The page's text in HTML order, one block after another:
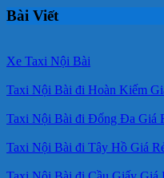
Bài Viết
Xe Taxi Nội Bài
Taxi Nội Bài đi Hoàn Kiếm
Taxi Nội Bài đi Đống Đa Giá
Taxi Nội Bài đi Tây Hồ Giá